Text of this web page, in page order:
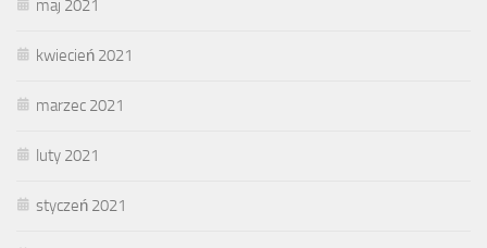
maj 2021
kwiecień 2021
marzec 2021
luty 2021
styczeń 2021